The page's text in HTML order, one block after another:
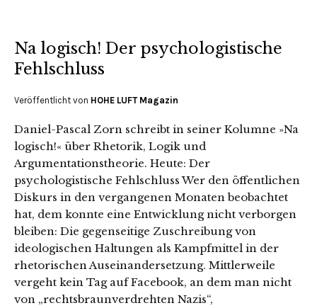
Na logisch! Der psychologistische
Fehlschluss
Veröffentlicht von HOHE LUFT Magazin
Daniel-Pascal Zorn schreibt in seiner Kolumne »Na
logisch!« über Rhetorik, Logik und
Argumentationstheorie. Heute: Der
psychologistische Fehlschluss Wer den öffentlichen
Diskurs in den vergangenen Monaten beobachtet
hat, dem konnte eine Entwicklung nicht verborgen
bleiben: Die gegenseitige Zuschreibung von
ideologischen Haltungen als Kampfmittel in der
rhetorischen Auseinandersetzung. Mittlerweile
vergeht kein Tag auf Facebook, an dem man nicht
von „rechtsbraunverdrehten Nazis“,